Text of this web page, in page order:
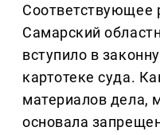
Соответствующее
Самарский
вступило в
картотеке суда.
материалов дела,
основала